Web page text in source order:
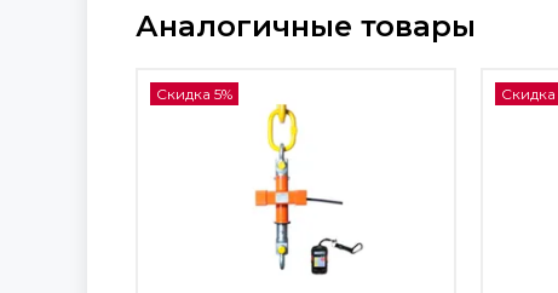
Аналогичные товары
Скидка 5% Скидка